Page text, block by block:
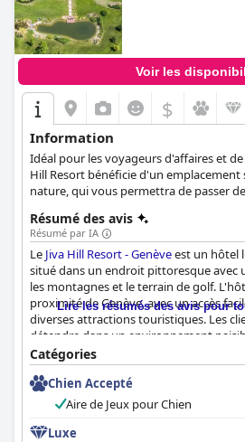
Voir les
$
Information
Idéal pour les voyageurs d'affaires et
Hill Resort bénéficie d'un
nature, qui vous permettra de passer
leur suite luxueuse, exercer leurs talents
parcours de l'hôtel, passer des
spa et déguster les excellents plats du
Résumé des avis
Résumé par IA
Le Jiva Hill Resort - Genèveest un hôtel
situé dans un endroit pittoresque avec
les montagnes et le terrain de golf.
proximité de Genève, avec un accès
diverses attractions touristiques. Les
détendre dans un environnement
par la nature, tout en profitant des vues
et les Alpes. Les chambres sont
avec un design et des matériaux de
personnel est amical et serviable. Le
intérieure et extérieure, un jacuzzi, un
saunas, ainsi que divers espaces de
Lire les résumés des avis pour
Catégories
Chien Accepté
Aire de Jeux pour Chien
Luxe